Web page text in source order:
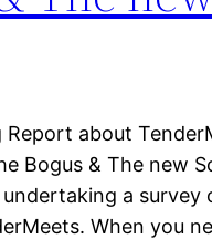
Report about
Bogus & The new
a survey
When you